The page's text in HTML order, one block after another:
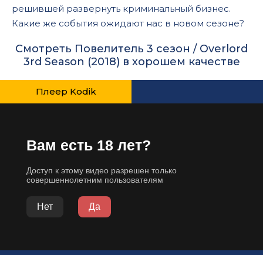
решившей развернуть криминальный бизнес.
Какие же события ожидают нас в новом сезоне?
Смотреть Повелитель 3 сезон / Overlord
3rd Season (2018) в хорошем качестве
Плеер Kodik